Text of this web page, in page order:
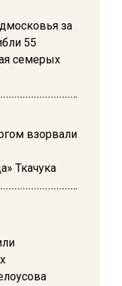
за
55
семерых
взорвали
Ткачука